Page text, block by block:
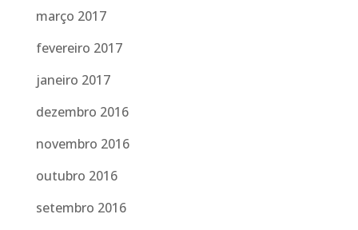
março 2017
fevereiro 2017
janeiro 2017
dezembro 2016
novembro 2016
outubro 2016
setembro 2016